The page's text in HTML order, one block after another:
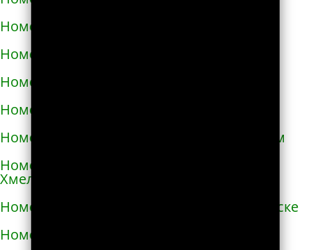
Номера телефонов такси в Орехове
Номера телефонов такси в Очакове
Номера телефонов такси в Павлограде
Номера телефонов такси в Первомайске
Номера телефонов такси в Первомайском
Номера телефонов такси в Переяславе-
Хмельницком
Номера телефонов такси в Першотравенске
Номера телефонов такси в Пирятине